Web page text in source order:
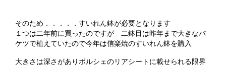
そのため．．．．．すいれん鉢が必要となります
１つは二年前に買ったのですが 二鉢目は昨年まで大きなバ
ケツで植えていたので今年は信楽焼のすいれん鉢を購入
大きさは深さがありポルシェのリアシートに載せられる限界